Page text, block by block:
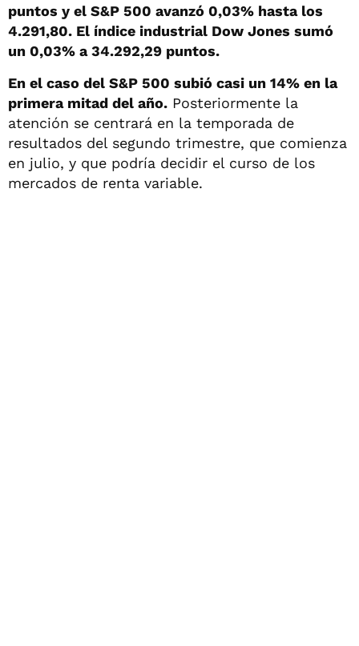
puntos y el S&P 500 avanzó 0,03% hasta los
4.291,80. El índice industrial Dow Jones sumó
un 0,03% a 34.292,29 puntos.
En el caso del S&P 500 subió casi un 14% en la
primera mitad del año. Posteriormente la
atención se centrará en la temporada de
resultados del segundo trimestre, que comienza
en julio, y que podría decidir el curso de los
mercados de renta variable.